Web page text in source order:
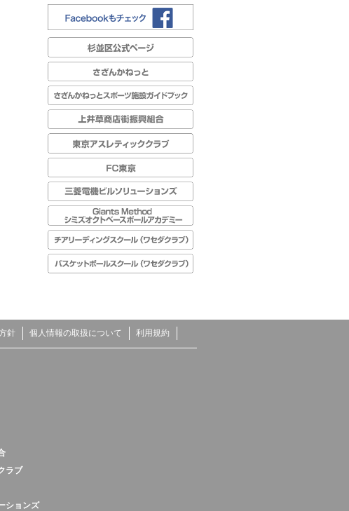
針 個人情報の取扱について 利用規約
ラブ
ションズ